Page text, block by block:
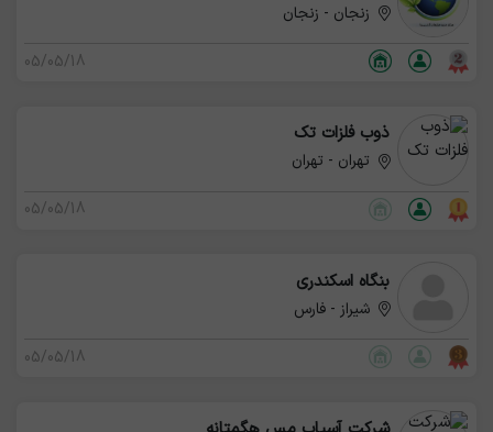
زنجان - زنجان
05/05/18
ذوب فلزات تک
تهران - تهران
05/05/18
بنگاه اسکندری
شیراز - فارس
05/05/18